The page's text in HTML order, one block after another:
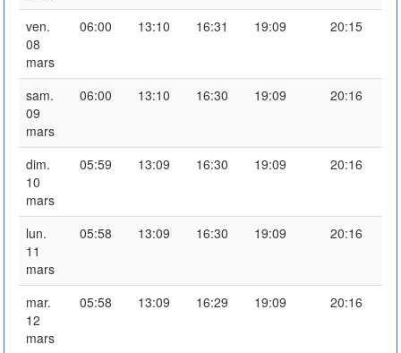
ven.
08
mars
06:00 13:10 16:31 19:09 20:15
sam.
09
mars
06:00 13:10 16:30 19:09 20:16
dim.
10
mars
05:59 13:09 16:30 19:09 20:16
lun.
11
mars
05:58 13:09 16:30 19:09 20:16
mar.
12
mars
05:58 13:09 16:29 19:09 20:16